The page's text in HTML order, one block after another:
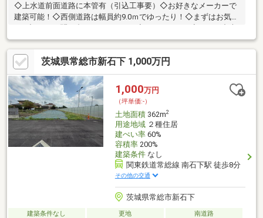
◇上水道前面道路に本管有（引込工事要）◇お好きなメーカーで
建築可能！◇西側道路は幅員約9.0ｍでゆったり！◇まずはお気軽
に下記までお問い合わせください。◇0120-940-240◇つくば中央
不動産
茨城県常総市新石下 1,000万円
1,000万円
（坪単価:-）
土地面積362m2
用途地域２種住居
建ぺい率60%
容積率200%
建築条件なし
関東鉄道常総線 南石下駅 徒歩8分
その他の交通
茨城県常総市新石下
建築条件なし 更地
南道路